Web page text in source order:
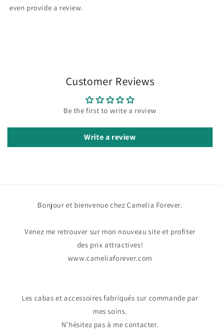
even provide a review.
Customer Reviews
Be the first to write a review
Write a review
Bonjour et bienvenue chez Camelia Forever.
Venez me retrouver sur mon nouveau site et profiter
des prix attractives!
www.cameliaforever.com
Les cabas et accessoires fabriqués sur commande par
mes soins.
N'hésitez pas à me contacter.